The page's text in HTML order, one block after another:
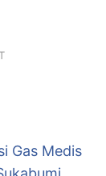
Gas Medis